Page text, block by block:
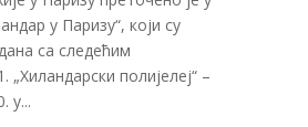
у Паризу“, који су
са следећим
„Хиландарски полијелеј“ –
у...